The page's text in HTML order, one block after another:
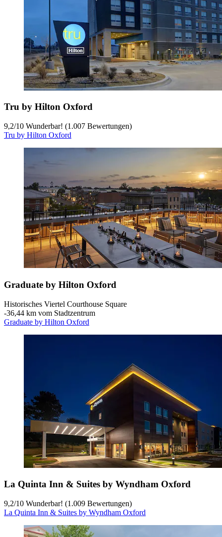
Tru by Hilton Oxford
9,2/10 Wunderbar! (1.007 Bewertungen)
Tru by Hilton Oxford
Graduate by Hilton Oxford
Historisches Viertel Courthouse Square
‐36,44 km vom Stadtzentrum
Graduate by Hilton Oxford
La Quinta Inn & Suites by Wyndham Oxford
9,2/10 Wunderbar! (1.009 Bewertungen)
La Quinta Inn & Suites by Wyndham Oxford